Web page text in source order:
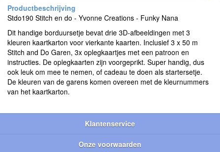
Stdo190 Stitch en do - Yvonne Creations - Funky Nana
Dit handige borduursetje bevat drie 3D-afbeeldingen met 3
kleuren kaartkarton voor vierkante kaarten. Inclusief 3 x 50 m
Stitch and Do Garen, 3x oplegkaartjes met een patroon en
instructies. De oplegkaarten zijn voorgeprikt. Super handig, dus
ook leuk om mee te nemen, of cadeau te doen als startersetje.
De kleuren van de garens komen overeen met de kleurnummers
van het kaartkarton.
Klantenservice
Onze voorwaarden